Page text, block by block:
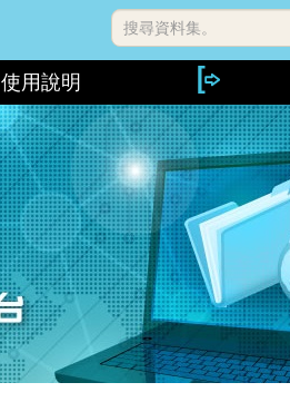
搜尋資料集。
使用說明